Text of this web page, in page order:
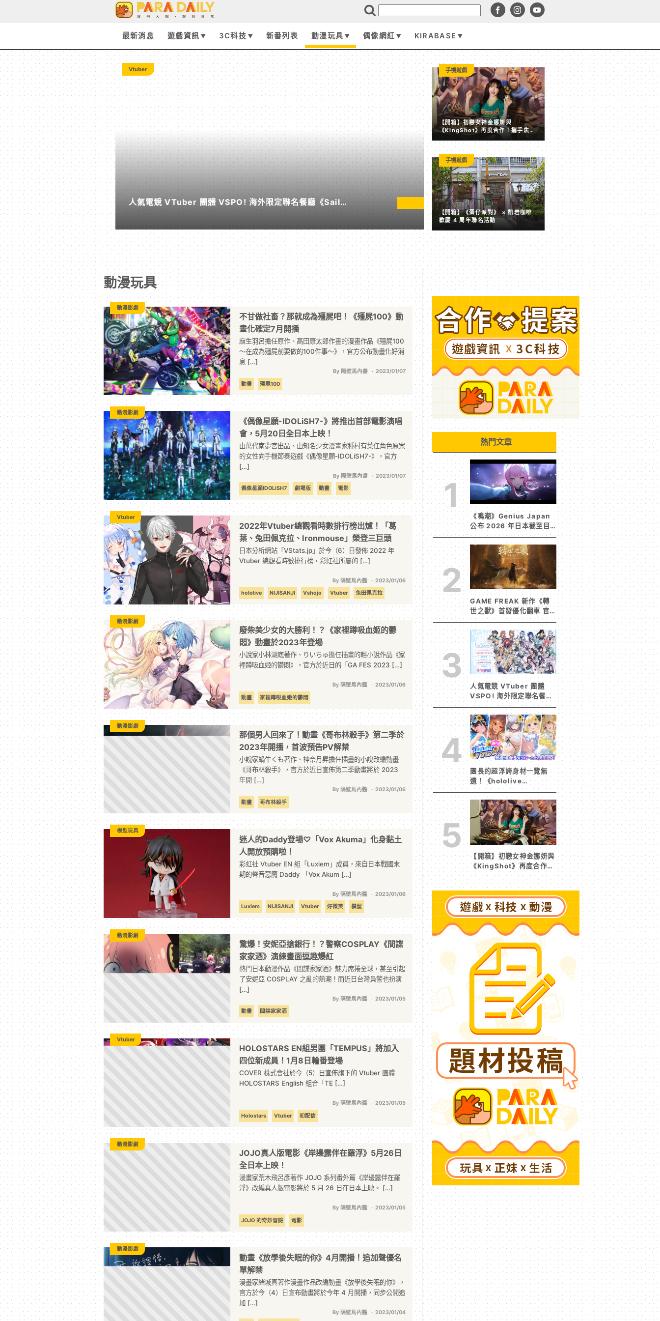
玩
具
-
Paradaily
-
遊
戲
｜
動
漫
二
次
元
｜
3C
科
技
全
方
位
資
訊
平
台
最新消息 遊戲資訊 3C科技 新番列表 動漫玩具 偶像網紅 KIRABASE
Vtuber
人氣電競 VTuber 團體 VSPO! 海外限定聯名餐廳《Sail
Beyond！～駛向更遠的彼方～》今夏登場！
Vtuber
hololive《盛夏｜墾丁旅行日記》快閃店登場！夏日風情限
度公開
【開箱】初戀女神金娜妍與
《KingShot》再度合作！攜手焦糖
楓、柒息地推出「國王燒烤節」活動
手機遊戲
【開箱】《蛋仔派對》 × 凱岩咖啡
歡慶 4 周年聯名活動
手機遊戲
動漫玩具
動漫影劇
不甘做社畜？那就成為殭屍吧！《殭屍100》動
畫化確定7月開播
麻生羽呂擔任原作、高田康太郎作畫的漫畫作品《殭屍100
～在成為殭屍前要做的100件事～》，官方公布動畫化好消
息 […]
By 隔壁馬內醬
2023/01/07
動畫
殭屍100
動漫影劇
《偶像星願-IDOLiSH7-》將推出首部電影演唱
會，5月20日全日本上映！
由萬代南夢宮出品、由知名少女漫畫家種村有菜任角色原案
的女性向手機節奏遊戲《偶像星願-IDOLiSH7-》，官方
[…]
By 隔壁馬內醬
2023/01/07
偶像星願IDOLiSH7
劇場版 動畫 電影
Vtuber
2022年Vtuber總觀看時數排行榜出爐！「葛
葉、兔田佩克拉、Ironmouse」榮登三巨頭
日本分析網站「VStats.jp」於今（6）日發佈 2022 年
Vtuber 總觀看時數排行榜，彩虹社所屬的 […]
By 隔壁馬內醬
2023/01/06
hololive
NIJISANJI Vshojo Vtuber 兔田佩克拉
葛葉
動漫影劇
廢柴美少女的大勝利！？《家裡蹲吸血姬的鬱
悶》動畫於2023年登場
小說家小林湖底著作、りいちゅ擔任插畫的輕小說作品《家
裡蹲吸血姬的鬱悶》，官方於近日的「GA FES 2023 […]
By 隔壁馬內醬
2023/01/06
動畫
家裡蹲吸血姬的鬱悶
動漫影劇
那個男人回來了！動畫《哥布林殺手》第二季於
2023年開播，首波預告PV解禁
小說家蝸牛くも著作、神奈月昇擔任插畫的小說改編動畫
《哥布林殺手》，官方於近日宣佈第二季動畫將於 2023
年開 […]
By 隔壁馬內醬
2023/01/06
動畫
哥布林殺手
模型玩具
迷人的Daddy登場♡「Vox Akuma」化身黏土
人開放預購啦！
彩虹社 Vtuber EN 組「Luxiem」成員，來自日本戰國末
期的聲音惡魔 Daddy 「Vox Akum […]
By 隔壁馬內醬
2023/01/06
Luxiem
NIJISANJI Vtuber 好微笑 模型
動漫影劇
驚爆！安妮亞搶銀行！？警察COSPLAY《間諜
家家酒》演練畫面逗趣爆紅
熱門日本動漫作品《間諜家家酒》魅力席捲全球，甚至引起
了安妮亞 COSPLAY 之亂的熱潮！而近日台灣員警也扮演
[…]
By 隔壁馬內醬
2023/01/05
動畫
間諜家家酒
Vtuber
HOLOSTARS EN組男團「TEMPUS」將加入
四位新成員！1月8日輪番登場
COVER 株式會社於今（5）日宣佈旗下的 Vtuber 團體
HOLOSTARS English 組合「TE […]
By 隔壁馬內醬
2023/01/05
Holostars
Vtuber 初配信
動漫影劇
JOJO真人版電影《岸邊露伴在羅浮》5月26日
全日本上映！
漫畫家荒木飛呂彥著作 JOJO 系列番外篇《岸邊露伴在羅
浮》改編真人版電影將於 5 月 26 日在日本上映。 […]
By 隔壁馬內醬
2023/01/05
JOJO 的奇妙冒險
電影
動漫影劇
動畫《放學後失眠的你》4月開播！追加聲優名
單解禁
漫畫家緒城真著作漫畫作品改編動畫《放學後失眠的你》，
官方於今（4）日宣布動畫將於今年 4 月開播，同步公開追
加 […]
By 隔壁馬內醬 2023/01/04
熱門文章
1
《鳴潮》Genius Japan
公布 2026 年日本截至目
前為止人氣歌單《遠航星的
告別》&《自無垠處歸航之
星》入榜
2
GAME FREAK 新作《轉
世之獸》首發優化翻車 官
方急發聲明承諾提供大量更
新彌補
3
人氣電競 VTuber 團體
VSPO! 海外限定聯名餐廳
《Sail Beyond！～駛向
更遠的彼方～》今夏登場！
4
團長的超浮誇身材一覽無
遺！《hololive
Dreams》首波夏日活動今
日開跑 白銀諾艾爾等 5
位人氣成員泳裝卡池同步解
鎖
5
【開箱】初戀女神金娜妍與
《KingShot》再度合作！
攜手焦糖楓、柒息地推出
「國王燒烤節」活動